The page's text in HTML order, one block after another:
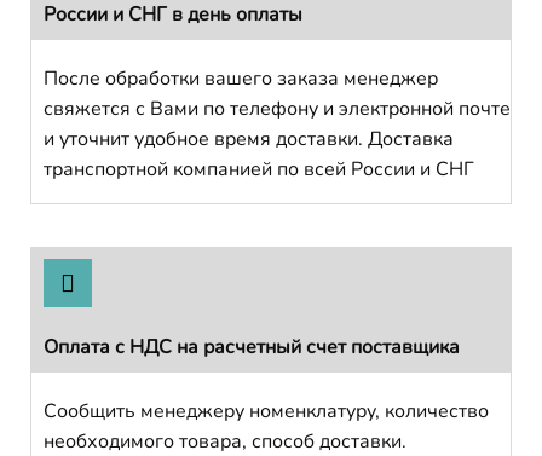
России и СНГ в день оплаты
После обработки вашего заказа менеджер
свяжется с Вами по телефону и электронной почте
и уточнит удобное время доставки. Доставка
транспортной компанией по всей России и СНГ
Оплата с НДС на расчетный счет поставщика
Сообщить менеджеру номенклатуру, количество
необходимого товара, способ доставки.